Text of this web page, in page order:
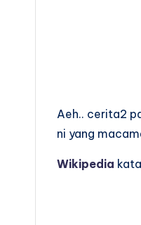
Aeh.. cerita2
ni yang
Wikipedia